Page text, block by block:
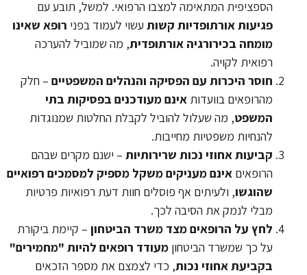
הספציפית המתאימה למצבו הרפואי. למשל, תובע עם
פגיעות אורתופדיות קשות עשוי לעמוד בפני רופא שאינו
מומחה בכירורגיה אורתופדית, מה שמוביל להערכה
רפואית לקויה.
חוסר היכרות עם הפסיקה והנהלים המשפטיים – חלק
מהרופאים בוועדות אינם מעודכנים בפסיקות בתי
המשפט, מה שעלול להוביל לקבלת החלטות שמנוגדות
להנחיות משפטיות מחייבות.
קביעות אחוזי נכות שרירותיות – ישנם מקרים שבהם
הרופאים אינם מעניקים משקל מספיק למסמכים רפואיים
שהוגשו, ולעיתים אף פוסלים חוות דעת רפואיות פרטיות
מבלי לנמק את הסיבה לכך.
לחץ על הרופאים מצד משרד הביטחון – קיימת ביקורת
על כך שמשרד הביטחון מעודד רופאים להיות "מחמירים"
בקביעת אחוזי נכות, כדי לצמצם את מספר הזכאים